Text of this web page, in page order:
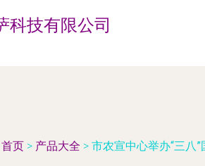
科技有限公司
首页 > 产品大全 > 市农宣中心举办“三八